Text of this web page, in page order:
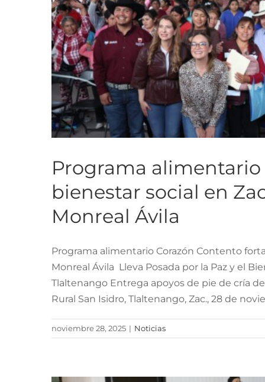
Programa
bienestar social en
Monreal Ávila
Programa alimentario Corazón Contento
Monreal Ávila Lleva Posada por la Paz y el
Tlaltenango Entrega apoyos de pie de cría
Rural San Isidro, Tlaltenango, Zac., 28 de
noviembre 28, 2025 | Noticias
Capacitan a
sobre